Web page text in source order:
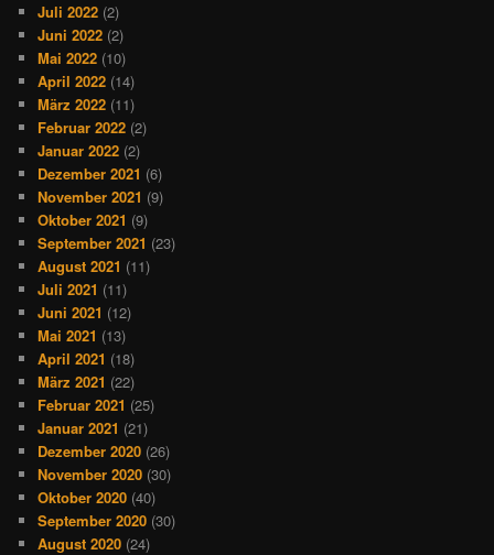
Juli 2022 (2)
Juni 2022 (2)
Mai 2022 (10)
April 2022 (14)
März 2022 (11)
Februar 2022 (2)
Januar 2022 (2)
Dezember 2021 (6)
November 2021 (9)
Oktober 2021 (9)
September 2021 (23)
August 2021 (11)
Juli 2021 (11)
Juni 2021 (12)
Mai 2021 (13)
April 2021 (18)
März 2021 (22)
Februar 2021 (25)
Januar 2021 (21)
Dezember 2020 (26)
November 2020 (30)
Oktober 2020 (40)
September 2020 (30)
August 2020 (24)